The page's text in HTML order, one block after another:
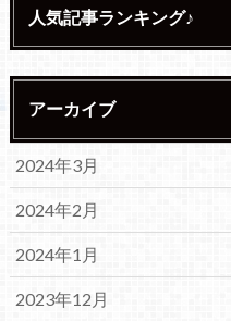
人気記事ランキング♪
アーカイブ
2024年3月
2024年2月
2024年1月
2023年12月